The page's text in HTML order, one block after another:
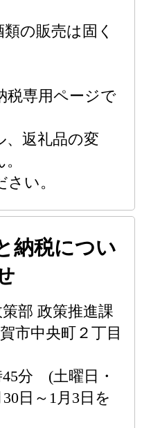
の販売は固く
税専用ページで
、返礼品の変
い。
納税につい
部 政策推進課
市中央町２丁目
45分 (土曜日・
日～1月3日を